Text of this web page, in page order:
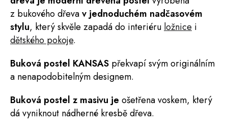
z bukového dřevav jednoduchém nadčasovém
stylu, který skvěle zapadá do interiéru ložnice i
dětského pokoje.
Buková postel KANSAS překvapí svým originálním
a nenapodobitelným designem.
Buková postel z masivu je ošetřena voskem, který
dá vyniknout nádherné kresbě dřeva.